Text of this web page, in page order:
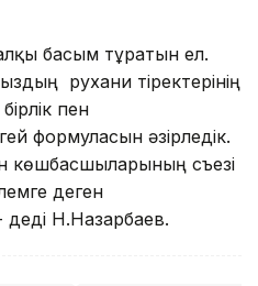
басым тұратын ел.
рухани тіректерінің
пен
формуласын әзірледік.
көшбасшыларының съезі
деген
Н.Назарбаев.